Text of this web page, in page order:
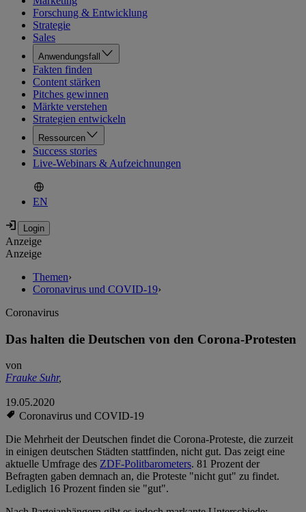
Forschung & Entwicklung
Strategie
Sales
Anwendungsfall
Fakten finden
Content stärken
Pitches gewinnen
Märkte verstehen
Strategien entwickeln
Ressourcen
Success stories
Live-Webinars & Aufzeichnungen
EN
Anzeige
Anzeige
Themen›
Coronavirus und COVID-19›
Coronavirus
Das halten die Deutschen von den Corona-Protesten
von
Frauke Suhr,
19.05.2020
Coronavirus und COVID-19
Die Mehrheit der Deutschen findet die Corona-Proteste, die zurzeit
in einigen deutschen Städten stattfinden, nicht gut. Das zeigt eine
aktuelle Umfrage des ZDF-Politbarometers. 81 Prozent der
Befragten gaben demnach an, die Proteste "nicht gut" zu findet.
Lediglich 16 Prozent finden sie "gut".